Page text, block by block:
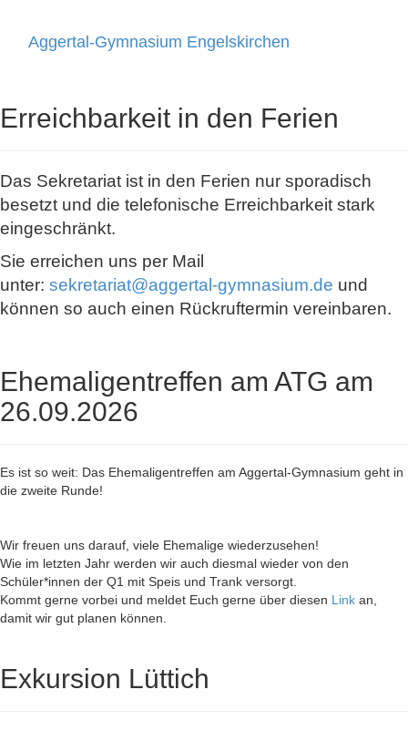
Aggertal-Gymnasium Engelskirchen
Erreichbarkeit in den Ferien
Das Sekretariat ist in den Ferien nur sporadisch
besetzt und die telefonische Erreichbarkeit stark
eingeschränkt.
Sie erreichen uns per Mail
unter: sekretariat@aggertal-gymnasium.de und
können so auch einen Rückruftermin vereinbaren.
Ehemaligentreffen am ATG am
26.09.2026
Es ist so weit: Das Ehemaligentreffen am Aggertal-Gymnasium geht in
die zweite Runde!
Wir freuen uns darauf, viele Ehemalige wiederzusehen!
Wie im letzten Jahr werden wir auch diesmal wieder von den
Schüler*innen der Q1 mit Speis und Trank versorgt.
Kommt gerne vorbei und meldet Euch gerne über diesen Link an,
damit wir gut planen können.
Exkursion Lüttich